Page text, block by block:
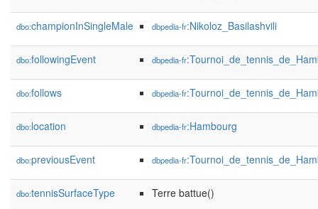
dbo:championInSingleMale dbpedia-fr:Nikoloz_Basilashvili
dbo:followingEvent dbpedia-fr
dbo:follows dbpedia-fr
dbo:location dbpedia-fr:Hambourg
dbo:previousEvent dbpedia-fr
dbo:tennisSurfaceType Terre battue()